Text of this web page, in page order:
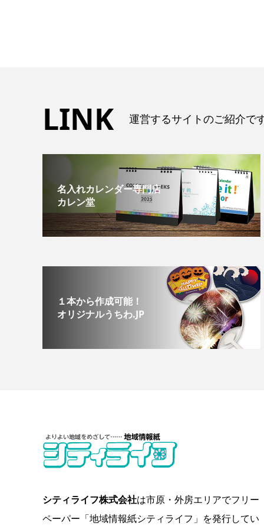
LINK 運営するサイトのご紹介で
名入れカレンダー専門店
カレン堂
１本から作成可能！
オリジナルうちわ.JP
シティライフ株式会社は市原・外房エリアでフリー
ペーパー「地域情報紙シティライフ」を発行してい